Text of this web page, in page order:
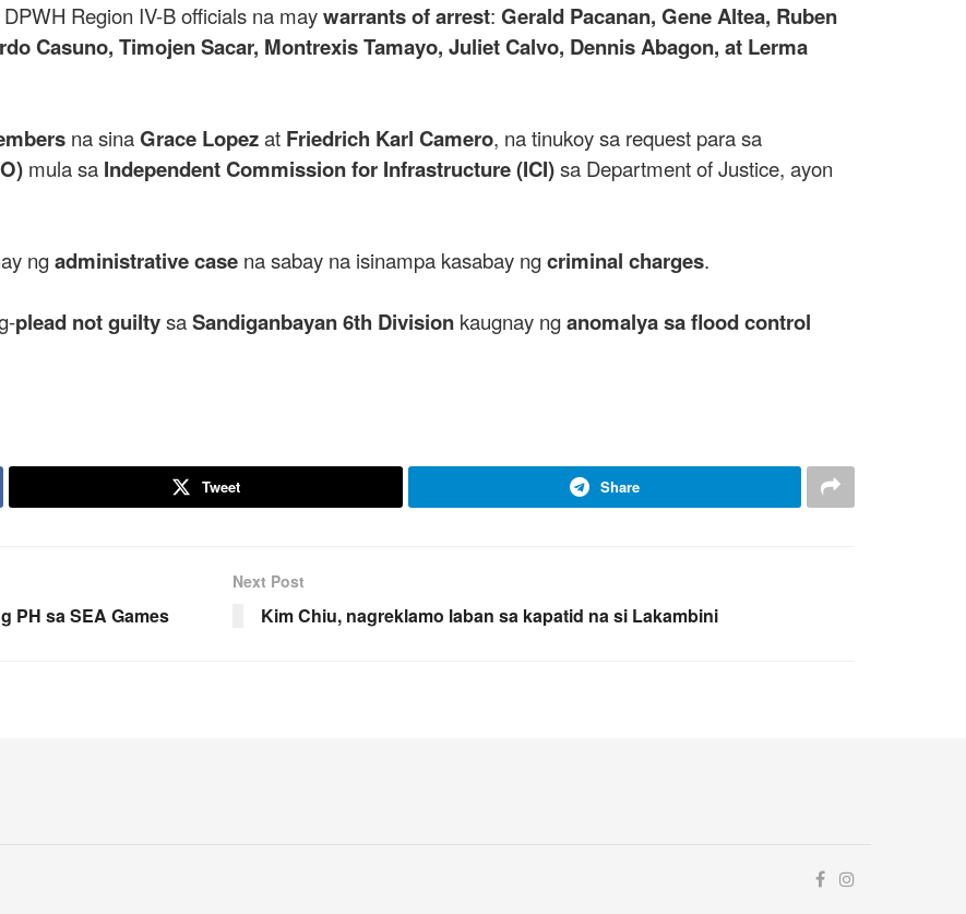
Region IV-B officials na maywarrants of arrest: Gerald Pacanan, Gene Altea, Ruben
Casuno, Timojen Sacar, Montrexis Tamayo, Juliet Calvo, Dennis Abagon, at Lerma
na sinaGrace Lopezat Friedrich Karl Camero, na tinukoy sa request para sa
mula sa Independent Commission for Infrastructure (ICI)sa Department of Justice, ayon
ngadministrative case na sabay na isinampa kasabay ngcriminal charges.
plead not guiltysaSandiganbayan 6th Division kaugnay nganomalya sa flood control
Tweet Share
PH sa SEA Games
Next Post
Kim Chiu, nagreklamo laban sa kapatid na si Lakambini